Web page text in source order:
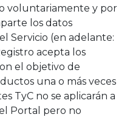
voluntariamente y por
los datos
Servicio (en adelante:
acepta los
el objetivo de
una o más veces
TyC no se aplicarán a
Portal pero no